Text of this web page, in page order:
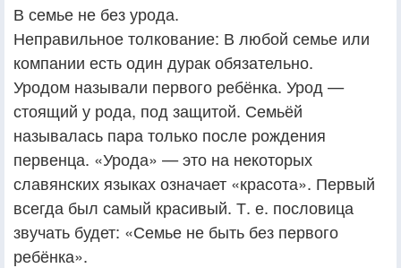
В семье не без урода.
Неправильное толкование: В любой семье или
компании есть один дурак обязательно.
Уродом называли первого ребёнка. Урод —
стоящий у рода, под защитой. Семьёй
называлась пара только после рождения
первенца. «Урода» — это на некоторых
славянских языках означает «красота». Первый
всегда был самый красивый. Т. е. пословица
звучать будет: «Семье не быть без первого
ребёнка».